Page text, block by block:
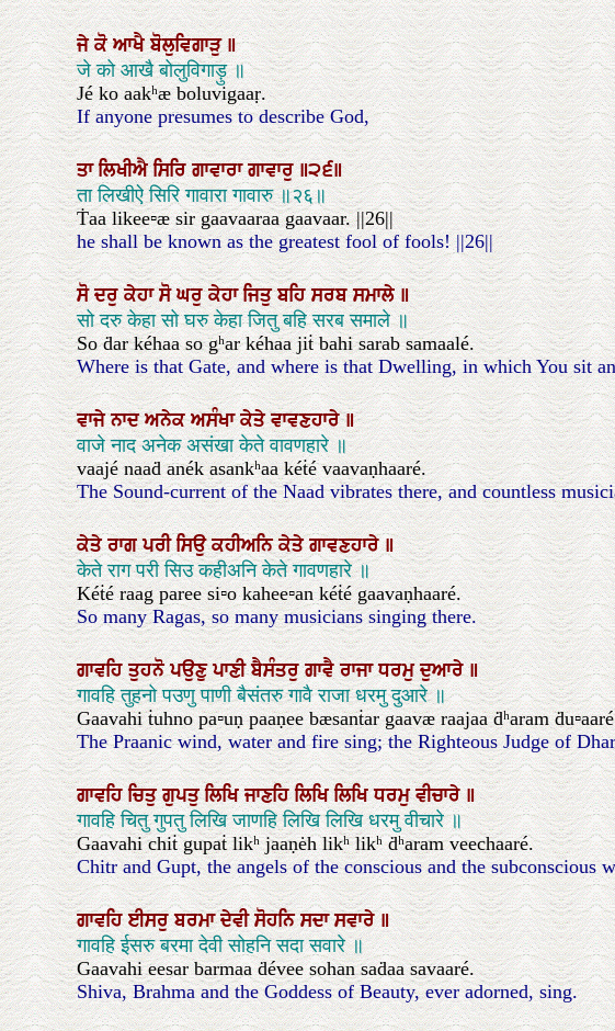
ਜੇਕੋਆਖੈਬੋਲੁਵਿਗਾੜੁ॥
जे को आखै बोलुविगाड़ु ॥
Jé ko aakʰæ boluvigaaṛ.
If anyone presumes to describe God,
ਤਾਲਿਖੀਐਸਿਰਿਗਾਵਾਰਾਗਾਵਾਰੁ॥੨੬॥
ता लिखीऐ सिरि गावारा गावारु ॥२६॥
Ṫaa likee▫æ sir gaavaaraa gaavaar. ||26||
he shall be known as the greatest fool of fools! ||26||
ਸੋਦਰੁਕੇਹਾਸੋਘਰੁਕੇਹਾਜਿਤੁਬਹਿਸਰਬਸਮਾਲੇ॥
सो दरु केहा सो घरु केहा जितु बहि सरब समाले ॥
So ḋar kéhaa so gʰar kéhaa jiṫ bahi sarab samaalé.
Where is that Gate, and where is that Dwelling, in which You sit
ਵਾਜੇਨਾਦਅਨੇਕਅਸੰਖਾਕੇਤੇਵਾਵਣਹਾਰੇ॥
वाजे नाद अनेक असंखा केते वावणहारे ॥
vaajé naaḋ anék asankʰaa kéṫé vaavaṇhaaré.
The Sound-current of the Naad vibrates there, and countless
ਕੇਤੇਰਾਗਪਰੀਸਿਉਕਹੀਅਨਿਕੇਤੇਗਾਵਣਹਾਰੇ॥
केते राग परी सिउ कहीअनि केते गावणहारे ॥
Kéṫé raag paree si▫o kahee▫an kéṫé gaavaṇhaaré.
So many Ragas, so many musicians singing there.
ਗਾਵਹਿਤੁਹਨੋਪਉਣੁਪਾਣੀਬੈਸੰਤਰੁਗਾਵੈਰਾਜਾਧਰਮੁਦੁਆਰੇ॥
गावहि तुहनो पउणु पाणी बैसंतरु गावै राजा धरमु दुआरे ॥
Gaavahi ṫuhno pa▫uṇ paaṇee bæsanṫar gaavæ raajaa ḋʰaram
The Praanic wind, water and fire sing; the Righteous Judge of
ਗਾਵਹਿਚਿਤੁਗੁਪਤੁਲਿਖਿਜਾਣਹਿਲਿਖਿਲਿਖਿਧਰਮੁਵੀਚਾਰੇ॥
गावहि चितु गुपतु लिखि जाणहि लिखि लिखि धरमु वीचारे ॥
Gaavahi chiṫ gupaṫ likʰ jaaṇėh likʰ likʰ ḋʰaram veechaaré.
Chitr and Gupt, the angels of the conscious and the
ਗਾਵਹਿਈਸਰੁਬਰਮਾਦੇਵੀਸੋਹਨਿਸਦਾਸਵਾਰੇ॥
गावहि ईसरु बरमा देवी सोहनि सदा सवारे ॥
Gaavahi eesar barmaa ḋévee sohan saḋaa savaaré.
Shiva, Brahma and the Goddess of Beauty, ever adorned, sing.